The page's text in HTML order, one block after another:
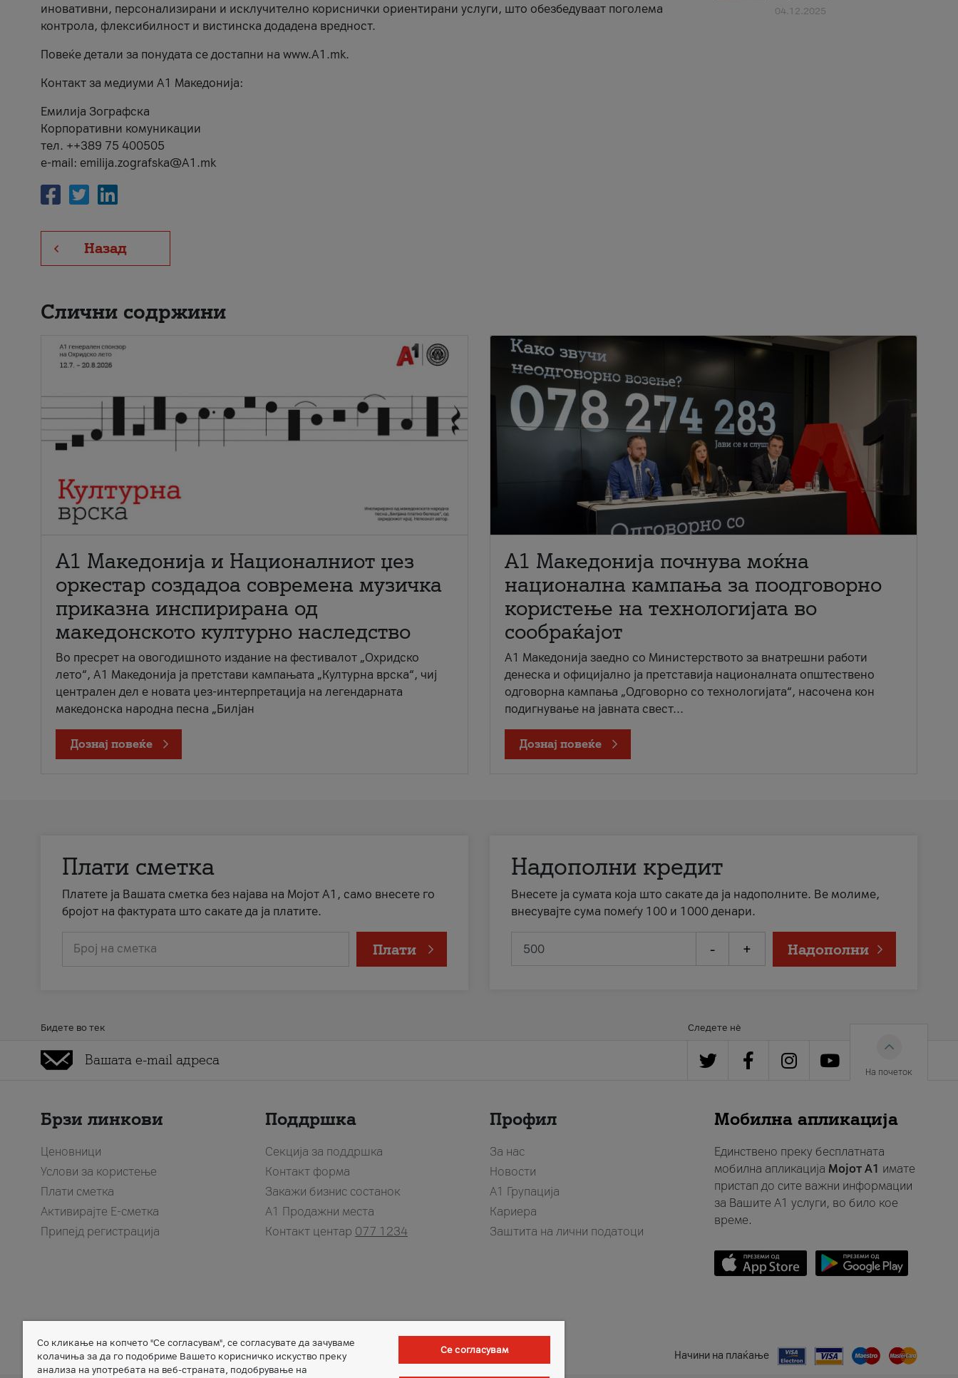
иновативни, персонализирани и исклучително кориснички ориентирани услуги, што обезбедуваат поголема
контрола, флексибилност и вистинска додадена вредност.
Повеќе детали за понудата се достапни на www.А1.mk.
Контакт за медиуми А1 Македонија:
Емилија Зографска
Корпоративни комуникации
тел. ++389 75 400505
e-mail: emilija.zografska@A1.mk
Назад
04.12.2025
Слични содржини
А1 Македонија и Националниот џез
оркестар создадоа современа музичка
приказна инспирирана од
македонското културно наследство
Во пресрет на овогодишното издание на фестивалот „Охридско
лето“, А1 Македонија ја претстави кампањата „Културна врска“, чиј
централен дел е новата џез-интерпретација на легендарната
македонска народна песна „Билјан
Дознај повеќе
A1 Македонија почнува моќна
национална кампања за поодговорно
користење на технологијата во
сообраќајот
A1 Македонија заедно со Министерството за внатрешни работи
денеска и официјално ја претставија националната општествено
одговорна кампања „Одговорно со технологијата“, насочена кон
подигнување на јавната свест...
Дознај повеќе
Плати сметка
Платете ја Вашата сметка без најава на Мојот А1, само внесете го
бројот на фактурата што сакате да ја платите.
Број на сметка Плати
Надополни кредит
Внесете ја сумата која што сакате да ја надополните. Ве молиме,
внесувајте сума помеѓу 100 и 1000 денари.
- + Надополни
Бидете во тек Следете нè
На почеток
Брзи линкови
Ценовници
Услови за користење
Плати сметка
Активирајте Е-сметка
Припејд регистрација
Поддршка
Секција за поддршка
Контакт форма
Закажи бизнис состанок
A1 Продажни места
Контакт центар 077 1234
Профил
За нас
Новости
А1 Групација
Кариера
Заштита на лични податоци
Мобилна апликација
Единствено преку бесплатната
мобилна апликација Мојот A1 имате
пристап до сите важни информации
за Вашите A1 услуги, во било кое
време.
Member of Начини на плаќање
Со кликање на копчето "Се согласувам", се согласувате да зачуваме
колачиња за да го подобриме Вашето корисничко искуство преку
анализа на употребата на веб-страната, подобрување на
Се согласувам